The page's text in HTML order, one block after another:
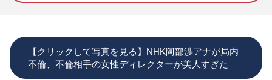
【クリックして写真を見る】NHK阿部渉アナが局内
不倫、不倫相手の女性ディレクターが美人すぎた